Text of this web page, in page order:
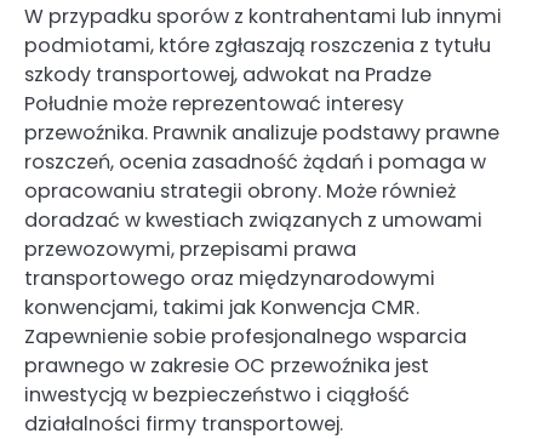
W przypadku sporów z kontrahentami lub innymi
podmiotami, które zgłaszają roszczenia z tytułu
szkody transportowej, adwokat na Pradze
Południe może reprezentować interesy
przewoźnika. Prawnik analizuje podstawy prawne
roszczeń, ocenia zasadność żądań i pomaga w
opracowaniu strategii obrony. Może również
doradzać w kwestiach związanych z umowami
przewozowymi, przepisami prawa
transportowego oraz międzynarodowymi
konwencjami, takimi jak Konwencja CMR.
Zapewnienie sobie profesjonalnego wsparcia
prawnego w zakresie OC przewoźnika jest
inwestycją w bezpieczeństwo i ciągłość
działalności firmy transportowej.